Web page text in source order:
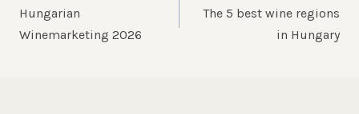
Hungarian
Winemarketing 2026
The 5 best wine regions
in Hungary